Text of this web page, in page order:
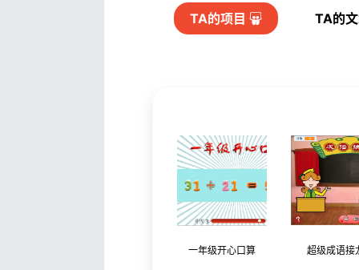
TA的项目 TA的
一年级开心口算 超级成语接